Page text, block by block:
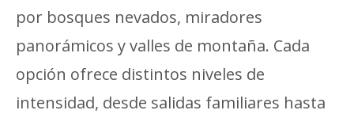
por bosques nevados, miradores
panorámicos y valles de montaña. Cada
opción ofrece distintos niveles de
intensidad, desde salidas familiares hasta